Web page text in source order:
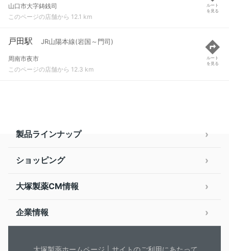
山口市大字鋳銭司
このページの店舗から 12.1 km
ルート
を見る
戸田駅 JR山陽本線(岩国～門司)
周南市夜市
このページの店舗から 12.3 km
ルート
を見る
製品ラインナップ
ショッピング
大塚製薬CM情報
企業情報